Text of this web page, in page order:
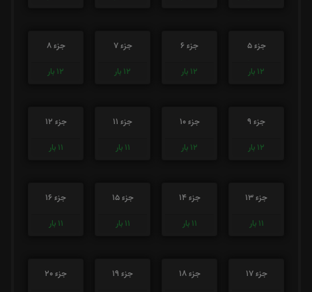
جزء 5
12 بار
جزء 6
12 بار
جزء 7
12 بار
جزء 8
12 بار
جزء 9
12 بار
جزء 10
12 بار
جزء 11
11 بار
جزء 12
11 بار
جزء 13
11 بار
جزء 14
11 بار
جزء 15
11 بار
جزء 16
11 بار
جزء 17
جزء 18
جزء 19
جزء 20